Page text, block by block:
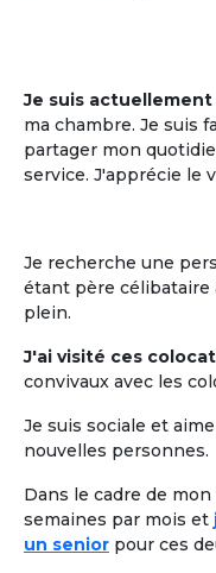
Je suis
ma chambre. Je suis
partager mon
service. J'apprécie le
Je recherche une
étant père célibataire
plein.
J'ai visité ces
convivaux avec les
Je suis sociale et
nouvelles personnes.
Dans le cadre de
semaines par mois et
un senior pour ces